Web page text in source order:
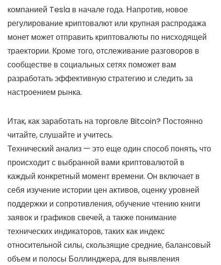
компанией Tesla в начале года. Напротив, новое
регулирование криптовалют или крупная распродажа
монет может отправить криптовалюты по нисходящей
траектории. Кроме того, отслеживание разговоров в
сообществе в социальных сетях поможет вам
разработать эффективную стратегию и следить за
настроением рынка.
Итак, как заработать на торговле Bitcoin? Постоянно
читайте, слушайте и учитесь.
Технический анализ — это еще один способ понять, что
происходит с выбранной вами криптовалютой в
каждый конкретный момент времени. Он включает в
себя изучение истории цен активов, оценку уровней
поддержки и сопротивления, обучение чтению книги
заявок и графиков свечей, а также понимание
технических индикаторов, таких как индекс
относительной силы, скользящие средние, балансовый
объем и полосы Боллинджера, для выявления